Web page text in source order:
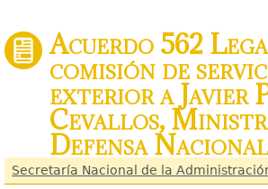
Acuerdo 562
comisión de
exterior a Javier
Cevallos,
Defensa Nacional
Secretaría Nacional de la